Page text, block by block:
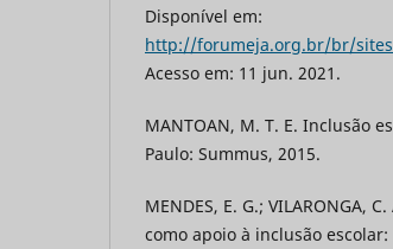
Disponível em:
http://forumeja.org.br/br/sites/
Acesso em: 11 jun. 2021.
MANTOAN, M. T. E. Inclusão
Paulo: Summus, 2015.
MENDES, E. G.; VILARONGA,
como apoio à inclusão